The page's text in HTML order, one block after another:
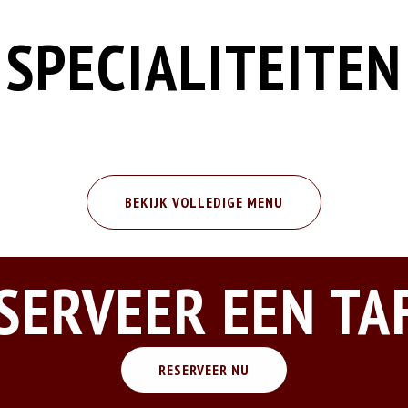
SPECIALITEITEN
BEKIJK VOLLEDIGE MENU
EEN
RESERVEER NU